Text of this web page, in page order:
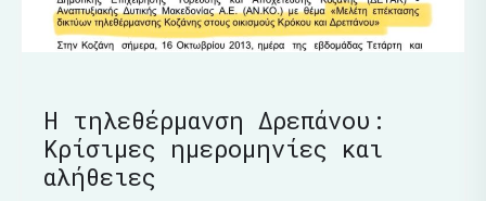
Η τηλεθέρμανση Δρεπάνου:
Κρίσιμες ημερομηνίες και
αλήθειες